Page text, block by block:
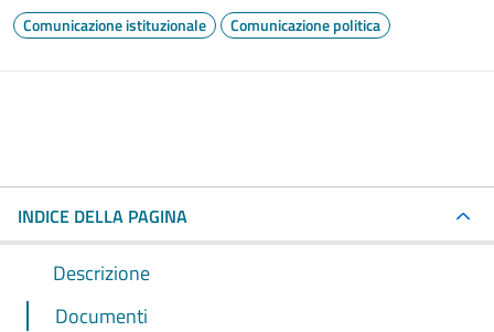
Comunicazione istituzionale Comunicazione politica
INDICE DELLA PAGINA
Descrizione
Documenti